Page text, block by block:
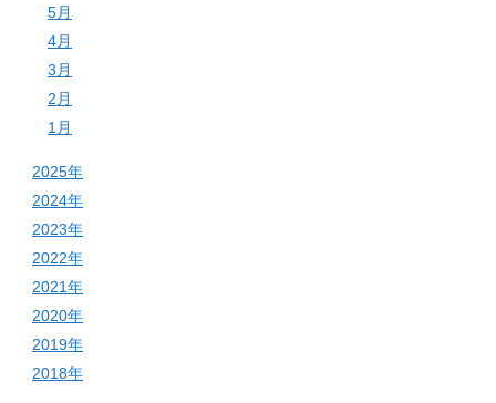
5月
4月
3月
2月
1月
2025年
2024年
2023年
2022年
2021年
2020年
2019年
2018年